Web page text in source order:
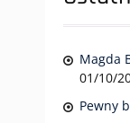
Magda
01/10/
Pewny